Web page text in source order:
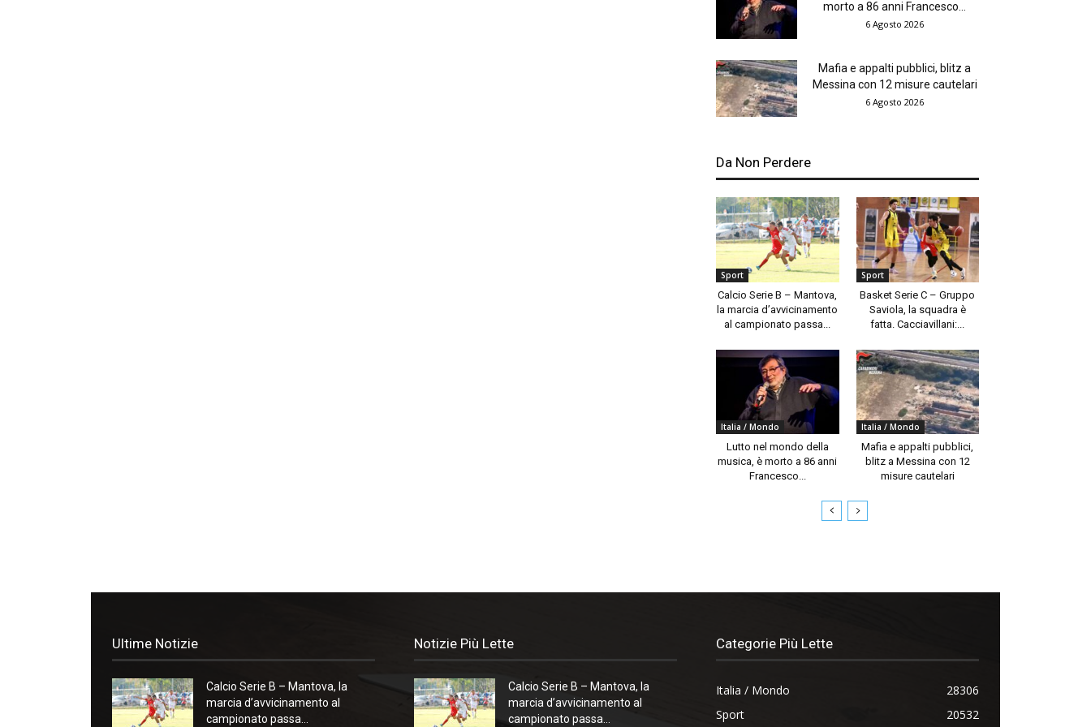
morto a 86 anni Francesco...
6 Agosto 2026
Mafia e appalti pubblici, blitz a
Messina con 12 misure cautelari
6 Agosto 2026
Da Non Perdere
Sport
Calcio Serie B – Mantova,
la marcia d’avvicinamento
al campionato passa...
Sport
Basket Serie C – Gruppo
Saviola, la squadra è
fatta. Cacciavillani:...
Italia / Mondo
Lutto nel mondo della
musica, è morto a 86 anni
Francesco...
Italia / Mondo
Mafia e appalti pubblici,
blitz a Messina con 12
misure cautelari
Ultime Notizie
Calcio Serie B – Mantova, la
marcia d’avvicinamento al
campionato passa...
Notizie Più Lette
Calcio Serie B – Mantova, la
marcia d’avvicinamento al
campionato passa...
Categorie Più Lette
Italia / Mondo
28306
Sport
20532